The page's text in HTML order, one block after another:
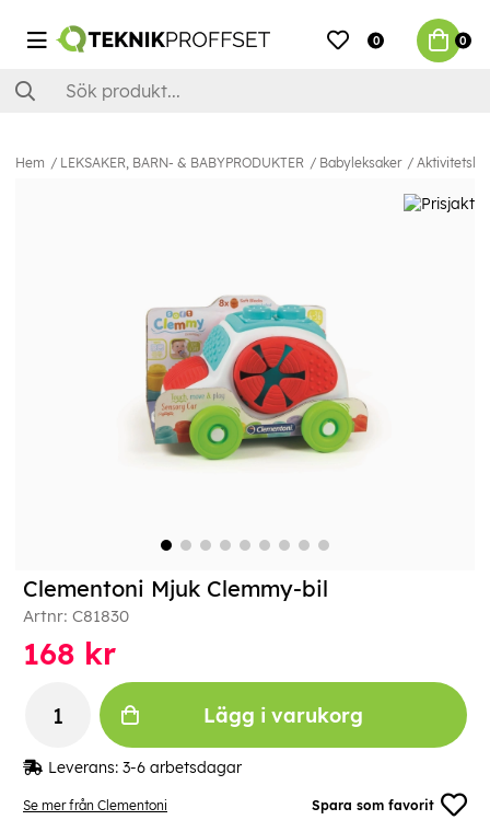
0 0
Hem LEKSAKER, BARN- & BABYPRODUKTER Babyleksaker
Se mer från Clementoni Spara som favorit
Clementoni Mjuk Clemmy-bil
Artnr: C81830
168 kr
Lägg i varukorg
Leverans: 3-6 arbetsdagar